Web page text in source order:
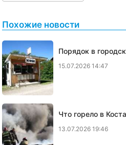
Похожие новости
Порядок в
15.07.2026 14:47
Что горело в
13.07.2026 19:46